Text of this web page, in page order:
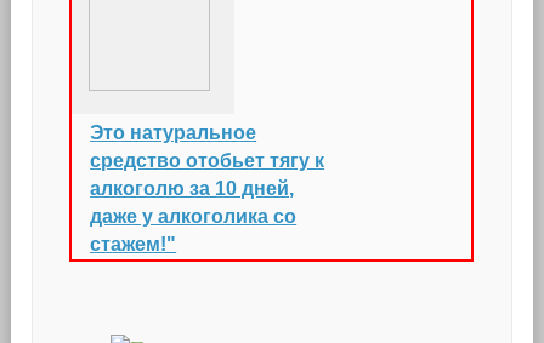
Это натуральное
средство отобьет тягу к
алкоголю за 10 дней,
даже у алкоголика со
стажем!"